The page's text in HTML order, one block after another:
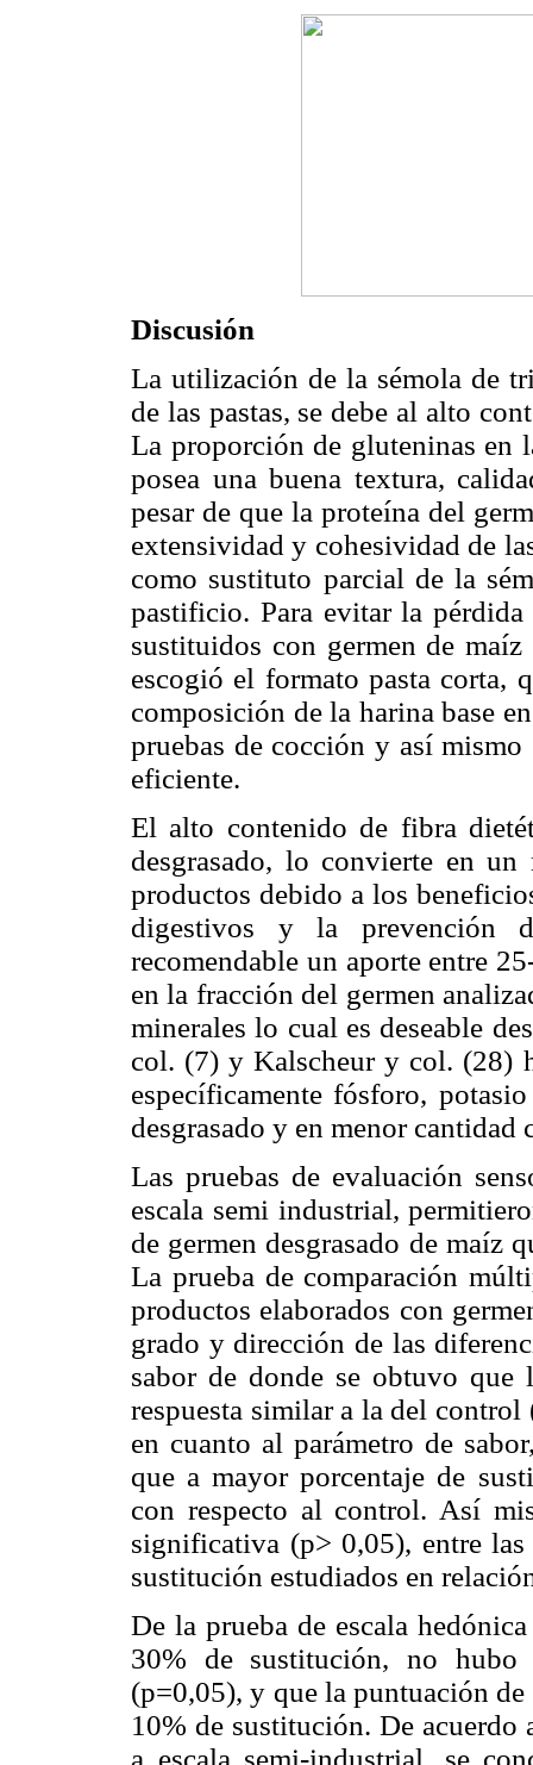
Discusión
La utilización de la sémola de
de las pastas, se debe al alto
La proporción de gluteninas en
posea una buena textura,
pesar de que la proteína del
extensividad y cohesividad de
como sustituto parcial de la
pastificio. Para evitar la
sustituidos con germen de
escogió el formato pasta corta,
composición de la harina base
pruebas de cocción y así
eficiente.
El alto contenido de fibra
desgrasado, lo convierte en
productos debido a los
digestivos y la prevención
recomendable un aporte entre
en la fracción del germen
minerales lo cual es deseable
col. (7) y Kalscheur y col. (28)
específicamente fósforo,
desgrasado y en menor
Las pruebas de evaluación
escala semi industrial,
de germen desgrasado de maíz
La prueba de comparación
productos elaborados con
grado y dirección de las
sabor de donde se obtuvo
respuesta similar a la del
en cuanto al parámetro de
que a mayor porcentaje de
con respecto al control. Así
significativa (p> 0,05), entre las
sustitución estudiados en
De la prueba de escala
30% de sustitución, no hubo
(p=0,05), y que la puntuación de
10% de sustitución. De acuerdo